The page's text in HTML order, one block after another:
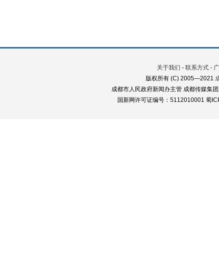
关于我们 - 联系方式 -
版权所有 (C) 2005—2021
成都市人民政府新闻办主管 成都传媒集
国新网许可证编号：5112010001 蜀